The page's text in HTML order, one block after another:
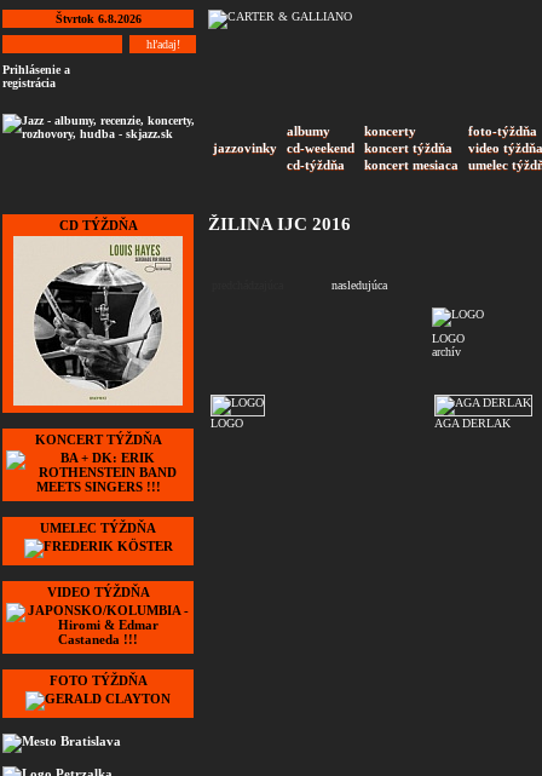
Štvrtok 6.8.2026
Prihlásenie a
registrácia
jazzovinky
albumy koncerty
foto-týždňa
cd-weekend
koncert týždňa
video týždňa
cd-týždňa
koncert mesiaca umelec
CD TÝŽDŇA
KONCERT TÝŽDŇA
UMELEC TÝŽDŇA
VIDEO TÝŽDŇA
FOTO TÝŽDŇA
ŽILINA IJC 2016
nasledujúca
LOGO
archív
LOGO AGA DERLAK